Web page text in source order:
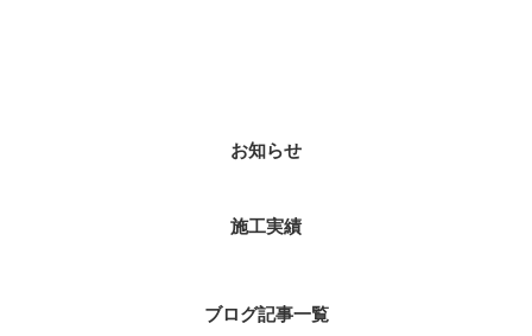
お知らせ
施工実績
ブログ記事一覧